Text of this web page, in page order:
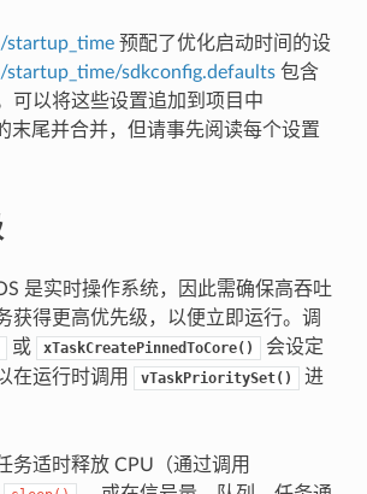
startup_time预配了优化启动时间的设
startup_time/sdkconfig.defaults包含
可以将这些设置追加到项目中
末尾并合并，但请事先阅读每个设置
是实时操作系统，因此需确保高吞吐
获得更高优先级，以便立即运行。调
或 xTaskCreatePinnedToCore()
会设定
在运行时调用
vTaskPrioritySet()
进
务适时释放 CPU（通过调用